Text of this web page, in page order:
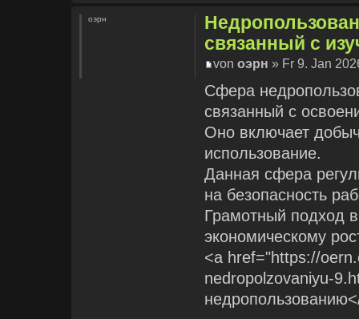
связанный с
vonоэрн » Fr 9. Jan
Сфера
связанный с
Оно включает
использование.
Данная сфера
на безопасность
Грамотный подход
экономическому
<a href="https://
nedropolzovaniyu-
оэрн